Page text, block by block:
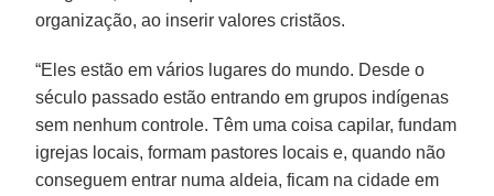
organização, ao inserir valores cristãos.
“Eles estão em vários lugares do mundo. Desde o
século passado estão entrando em grupos indígenas
sem nenhum controle. Têm uma coisa capilar, fundam
igrejas locais, formam pastores locais e, quando não
conseguem entrar numa aldeia, ficam na cidade em